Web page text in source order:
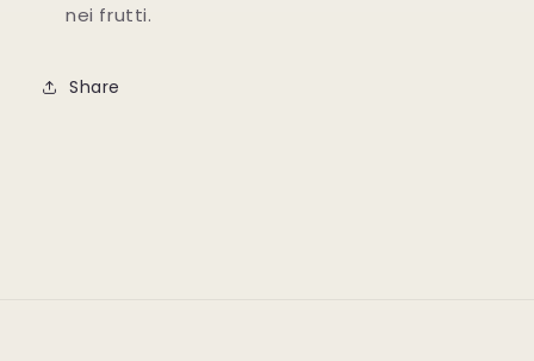
nei frutti.
Share